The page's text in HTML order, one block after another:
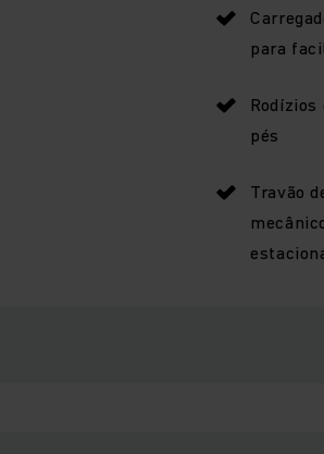
para
pés
Travão